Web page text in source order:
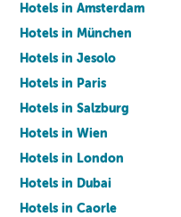
Hotels in Amsterdam
Hotels in München
Hotels in Jesolo
Hotels in Paris
Hotels in Salzburg
Hotels in Wien
Hotels in London
Hotels in Dubai
Hotels in Caorle